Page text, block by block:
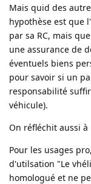
Mais quid des
hypothèse est que
par sa RC, mais
une assurance de
éventuels biens
pour savoir si un
responsabilité
véhicule).
On réfléchit aussi
Pour les usages
d'utilsation "Le
homologué et ne